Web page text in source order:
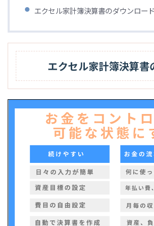
エクセル家計簿決算書のダウンロード
エクセル家計簿決算書